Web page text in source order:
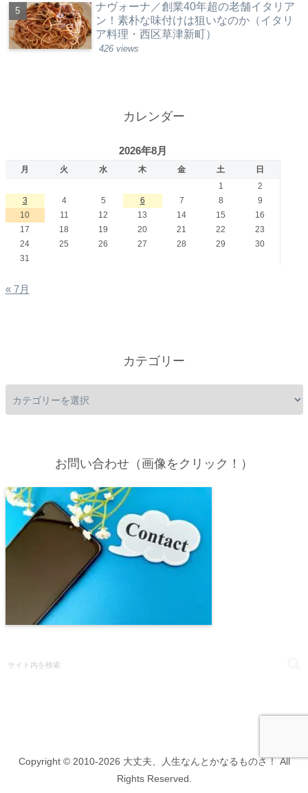
ナヴォーナ／創業40年超の老舗イタリア
ン！素朴な味付けは狙いなのか（イタリ
ア料理・西区草津新町）
426 views
カレンダー
2026年8月
月 火 水 木 金 土
日
1
2
3
4 5 6 7 8
9
10
11 12 13 14 15
16
17
18 19 20 21 22
23
24
25 26 27 28 29
30
31
« 7月
カテゴリー
お問い合わせ（画像をクリック！）
Copyright © 2010-2026 大丈夫、人生なんとかなるものさ！ All
Rights Reserved.